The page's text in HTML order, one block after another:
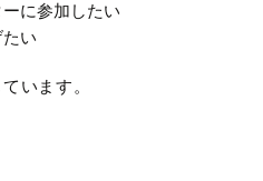
に参加したい
い
います。